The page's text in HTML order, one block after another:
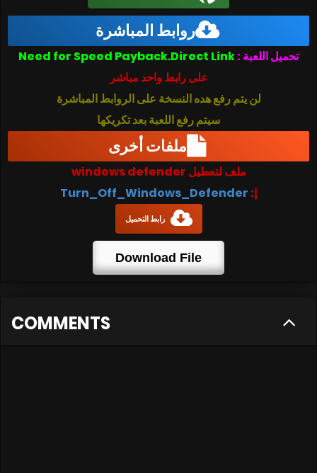
روابط المباشرة
تحميل اللعبة :
على رابط واحد مباشر
لن يتم رفع هده النسخة على الروابط المباشرة
سيتم رفع اللعبة بعد تكريكها
ملفات أخرى
ملف لتعطيل windows defender
إ: Turn_Off_Windows_Defender
رابط التحميل
Download File
COMMENTS